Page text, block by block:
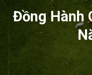
Đồng Hành